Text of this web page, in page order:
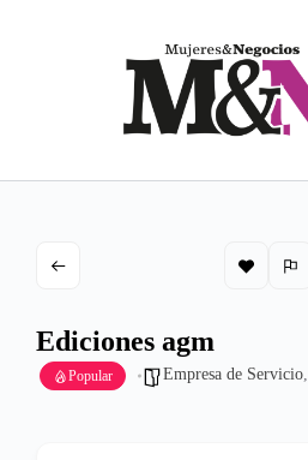
Ediciones agm
Popular Empresa de Servicio,